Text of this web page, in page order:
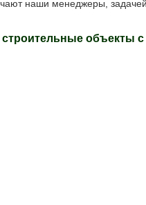
наши менеджеры,
объекты с